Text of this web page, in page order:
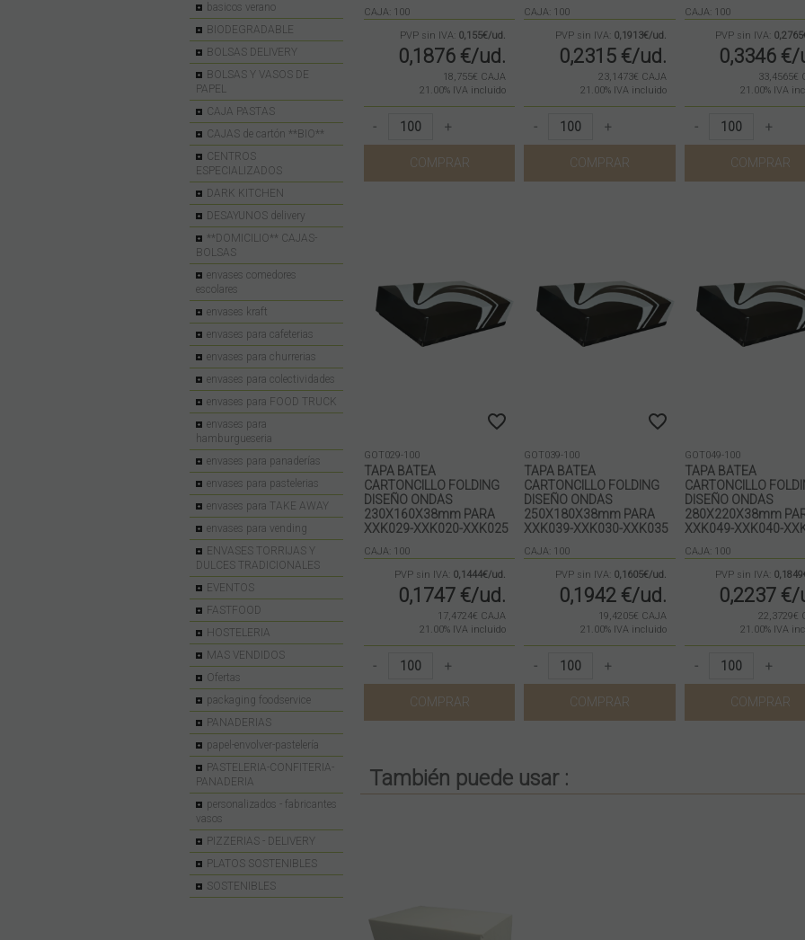
basicos verano
BIODEGRADABLE
BOLSAS DELIVERY
BOLSAS Y VASOS DE
PAPEL
CAJA PASTAS
CAJAS de cartón **BIO**
CENTROS
ESPECIALIZADOS
DARK KITCHEN
DESAYUNOS delivery
**DOMICILIO** CAJAS-
BOLSAS
envases comedores
escolares
envases kraft
envases para cafeterias
envases para churrerias
envases para colectividades
envases para FOOD TRUCK
envases para
hamburgueseria
envases para panaderías
envases para pastelerias
envases para TAKE AWAY
envases para vending
ENVASES TORRIJAS Y
DULCES TRADICIONALES
EVENTOS
FASTFOOD
HOSTELERIA
MAS VENDIDOS
Ofertas
packaging foodservice
PANADERIAS
papel-envolver-pastelería
PASTELERIA-CONFITERIA-
PANADERIA
personalizados - fabricantes
vasos
PIZZERIAS - DELIVERY
PLATOS SOSTENIBLES
SOSTENIBLES
CAJA: 100
PVP sin IVA: 0,155€/ud.
0,1876 €/ud.
18,755€ CAJA
21.00% IVA incluido
- +
COMPRAR
CAJA: 100
PVP sin IVA: 0,1913€/ud.
0,2315 €/ud.
23,1473€ CAJA
21.00% IVA incluido
- +
COMPRAR
CAJA: 100
PVP sin IVA:
0,3346 €/
33,4565€
21.00% IVA
- +
COMPRAR
GOT029-100
TAPA BATEA
CARTONCILLO FOLDING
DISEÑO ONDAS
230X160X38mm PARA
XXK029-XXK020-XXK025
CAJA: 100
PVP sin IVA: 0,1444€/ud.
0,1747 €/ud.
17,4724€ CAJA
21.00% IVA incluido
- +
COMPRAR
GOT039-100
TAPA BATEA
CARTONCILLO FOLDING
DISEÑO ONDAS
250X180X38mm PARA
XXK039-XXK030-XXK035
CAJA: 100
PVP sin IVA: 0,1605€/ud.
0,1942 €/ud.
19,4205€ CAJA
21.00% IVA incluido
- +
COMPRAR
GOT049-100
TAPA BATEA
CARTONCILLO
DISEÑO ONDAS
280X220X38mm
XXK049-XXK040-
CAJA: 100
PVP sin IVA:
0,2237 €/
22,3729€
21.00% IVA
- +
COMPRAR
También puede usar :